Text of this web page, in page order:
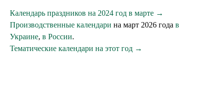
Календарь праздников на 2024 год в марте →
Производственные календари на март 2026 года в
Украине, в России.
Тематические календари на этот год →